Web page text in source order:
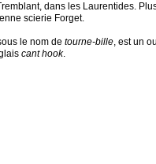
dans les Laurentides.
scierie Forget.
le nom de tourne-bille, est un
cant hook.